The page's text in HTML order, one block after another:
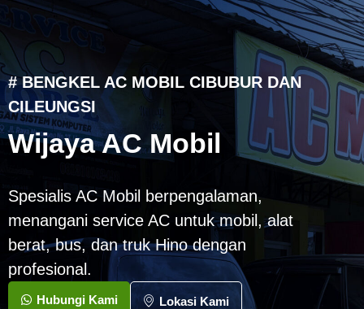
# BENGKEL AC MOBIL CIBUBUR DAN
CILEUNGSI
Wijaya AC Mobil
Spesialis AC Mobil berpengalaman,
menangani service AC untuk mobil, alat
berat, bus, dan truk Hino dengan
profesional.
Hubungi Kami Lokasi Kami